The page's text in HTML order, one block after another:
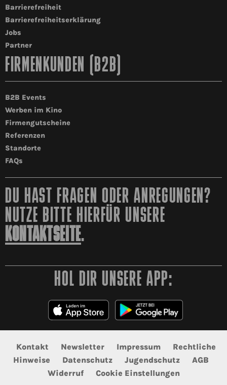
Barrierefreiheit
Barrierefreiheitserklärung
Jobs
Partner
FIRMENKUNDEN (B2B)
B2B Events
Werben im Kino
Firmengutscheine
Referenzen
Standorte
FAQs
DU HAST FRAGEN ODER ANREGUNGEN?
NUTZE BITTE HIERFÜR UNSERE
KONTAKTSEITE.
HOL DIR UNSERE APP:
Kontakt Newsletter Impressum
Rechtliche
Hinweise
Datenschutz Jugendschutz
AGB
Widerruf
Cookie Einstellungen